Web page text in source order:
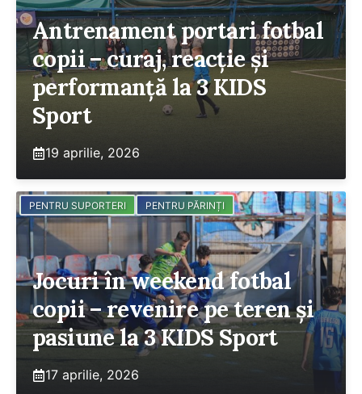
Antrenament portari fotbal
copii – curaj, reacție și
performanță la 3 KIDS
Sport
19 aprilie, 2026
PENTRU SUPORTERI PENTRU PĂRINȚI
Jocuri în weekend fotbal
copii – revenire pe teren și
pasiune la 3 KIDS Sport
17 aprilie, 2026